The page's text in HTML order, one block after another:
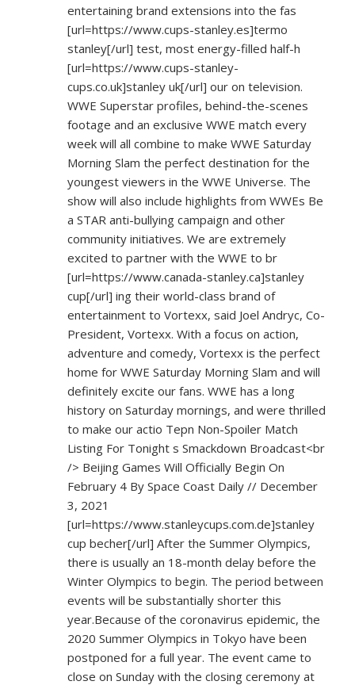
entertaining brand extensions into the fas
[url=https://www.cups-stanley.es]termo
stanley[/url] test, most energy-filled half-h
[url=https://www.cups-stanley-
cups.co.uk]stanley uk[/url] our on television.
WWE Superstar profiles, behind-the-scenes
footage and an exclusive WWE match every
week will all combine to make WWE Saturday
Morning Slam the perfect destination for the
youngest viewers in the WWE Universe. The
show will also include highlights from WWEs Be
a STAR anti-bullying campaign and other
community initiatives. We are extremely
excited to partner with the WWE to br
[url=https://www.canada-stanley.ca]stanley
cup[/url] ing their world-class brand of
entertainment to Vortexx, said Joel Andryc, Co-
President, Vortexx. With a focus on action,
adventure and comedy, Vortexx is the perfect
home for WWE Saturday Morning Slam and will
definitely excite our fans. WWE has a long
history on Saturday mornings, and were thrilled
to make our actio Tepn Non-Spoiler Match
Listing For Tonight s Smackdown Broadcast<br
/> Beijing Games Will Officially Begin On
February 4 By Space Coast Daily // December
3, 2021
[url=https://www.stanleycups.com.de]stanley
cup becher[/url] After the Summer Olympics,
there is usually an 18-month delay before the
Winter Olympics to begin. The period between
events will be substantially shorter this
year.Because of the coronavirus epidemic, the
2020 Summer Olympics in Tokyo have been
postponed for a full year. The event came to
close on Sunday with the closing ceremony at